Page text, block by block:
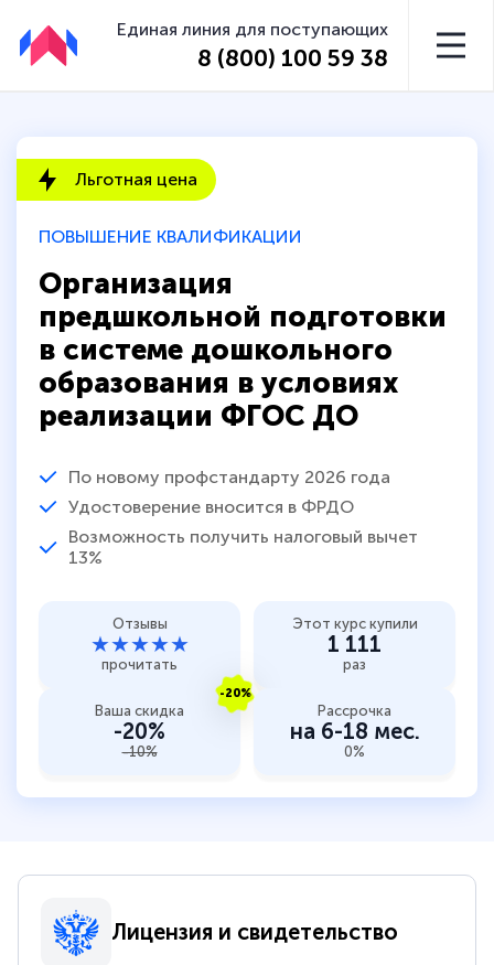
Единая линия для поступающих
8 (800) 100 59 38
ПОВЫШЕНИЕ КВАЛИФИКАЦИИ
Организация
предшкольной подготовки
в системе дошкольного
образования в условиях
реализации ФГОС ДО
По новому профстандарту 2026 года
Удостоверение вносится в ФРДО
Возможность получить налоговый вычет
13%
Льготная цена
Отзывы
★★★★★
прочитать
Этот курс купили
1 111
раз
-20%
Ваша скидка
-20%
-10%
Рассрочка
на 6-18 мес.
0%
Лицензия и свидетельство